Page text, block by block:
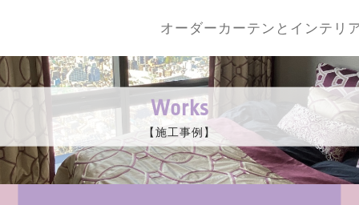
オーダーカーテンとインテリ
Works
【施工事例】